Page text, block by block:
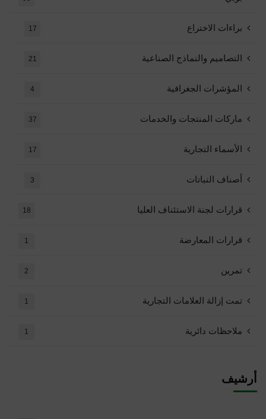
براءات الاختراع 17
التصاميم والنماذج الصناعية 21
المؤشرات الجغرافية 4
ماركات المنتجات والخدمات 37
الأسماء التجارية 17
أصناف النباتات 3
قرارات لجنة الاستئناف العليا 18
قرارات المعارضة 1
تمرين 2
تمت إزالة العلامات التجارية 1
ملاحظات دائرية 1
أرشيف